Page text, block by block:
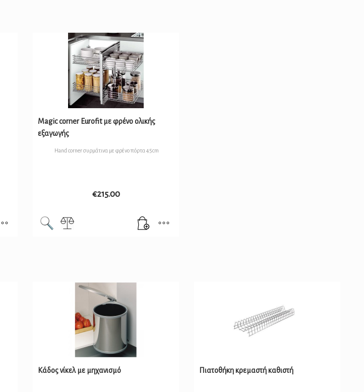
Magic corner Eurofit με φρένο ολικής
εξαγωγής
Hand corner συρμάτινα με φρένο πόρτα 45cm
€215.00
Κάδος νίκελ με μηχανισμό Πιατοθήκη κρεμαστή καθιστή